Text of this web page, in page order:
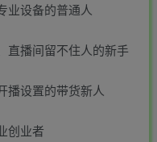
业设备的普通人
直播间留不住人的新手
播设置的带货新人
创业者